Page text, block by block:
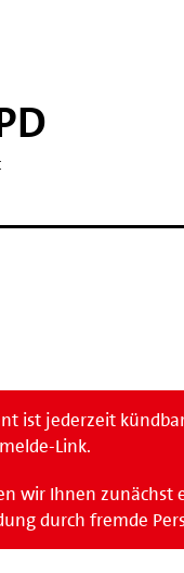
ist jederzeit
Link.
wir Ihnen
durch fremde